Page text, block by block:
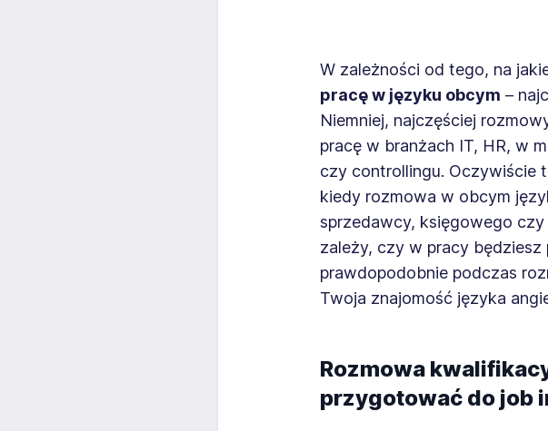
W zależności od tego, na
pracę w języku obcym –
Niemniej, najczęściej
pracę w branżach IT, HR, w
czy controllingu. Oczywiście
kiedy rozmowa w obcym
sprzedawcy, księgowego
zależy, czy w pracy będziesz
prawdopodobnie podczas
Twoja znajomość języka
Rozmowa
przygotować do job